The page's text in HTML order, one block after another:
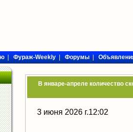
|Фураж-Weekly|Форумы|
В январе-апреле количество
3 июня 2026 г.12:02